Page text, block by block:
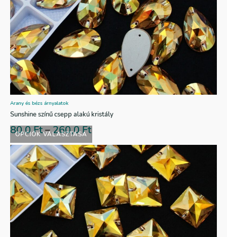
OPCIÓK VÁLASZTÁSA
Arany és bézs árnyalatok
Sunshine színű csepp alakú kristály
80,0Ft–260,0Ft